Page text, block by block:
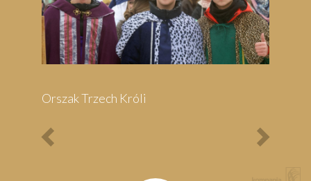
Bieg Papieski
XXII Pielgrzymi